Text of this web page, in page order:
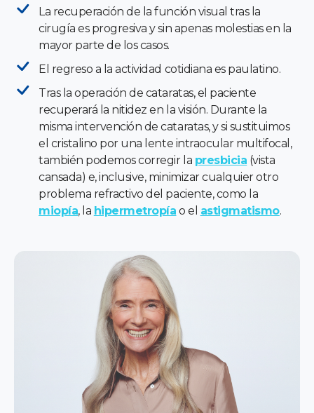
La recuperación de la función visual tras la
cirugía es progresiva y sin apenas molestias en la
mayor parte de los casos.
El regreso a la actividad cotidiana es paulatino.
Tras la operación de cataratas, el paciente
recuperará la nitidez en la visión. Durante la
misma intervención de cataratas, y si sustituimos
el cristalino por una lente intraocular multifocal,
también podemos corregir la presbicia (vista
cansada) e, inclusive, minimizar cualquier otro
problema refractivo del paciente, como la
miopía, la hipermetropía o el astigmatismo.